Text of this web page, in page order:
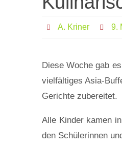
A. Kriner 9.
Diese Woche gab
vielfältiges Asia-
Gerichte zubereitet.
Alle Kinder kamen
den Schülerinnen